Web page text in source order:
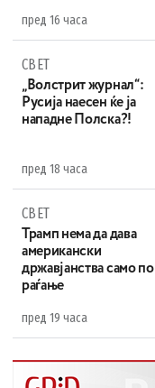
пред 16 часа
СВЕТ
„Волстрит журнал“:
Русија наесен ќе ја
нападне Полска?!
пред 18 часа
СВЕТ
Трамп нема да дава
американски
државјанства само по
раѓање
пред 19 часа